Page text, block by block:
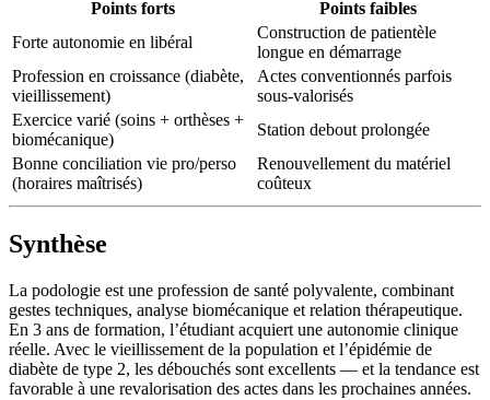
Points forts
Points faibles
Forte autonomie en libéral
Construction de patientèle
longue en démarrage
Profession en croissance (diabète,
vieillissement)
Actes conventionnés parfois
sous-valorisés
Exercice varié (soins + orthèses +
biomécanique)
Station debout prolongée
Bonne conciliation vie pro/perso
(horaires maîtrisés)
Renouvellement du matériel
coûteux
Synthèse
La podologie est une profession de santé polyvalente, combinant
gestes techniques, analyse biomécanique et relation thérapeutique.
En 3 ans de formation, l’étudiant acquiert une autonomie clinique
réelle. Avec le vieillissement de la population et l’épidémie de
diabète de type 2, les débouchés sont excellents — et la tendance est
favorable à une revalorisation des actes dans les prochaines années.